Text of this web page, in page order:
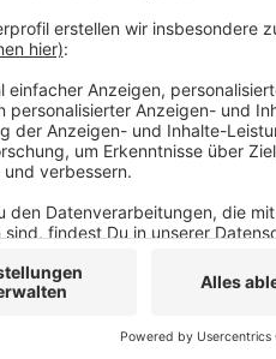
Rettungswachen in
Straßen und
Wochen geht der
dann der Kreistag
Anzeige